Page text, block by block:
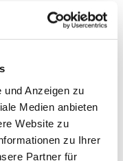
und Anzeigen zu
Medien anbieten
Website zu
zu Ihrer
Partner für